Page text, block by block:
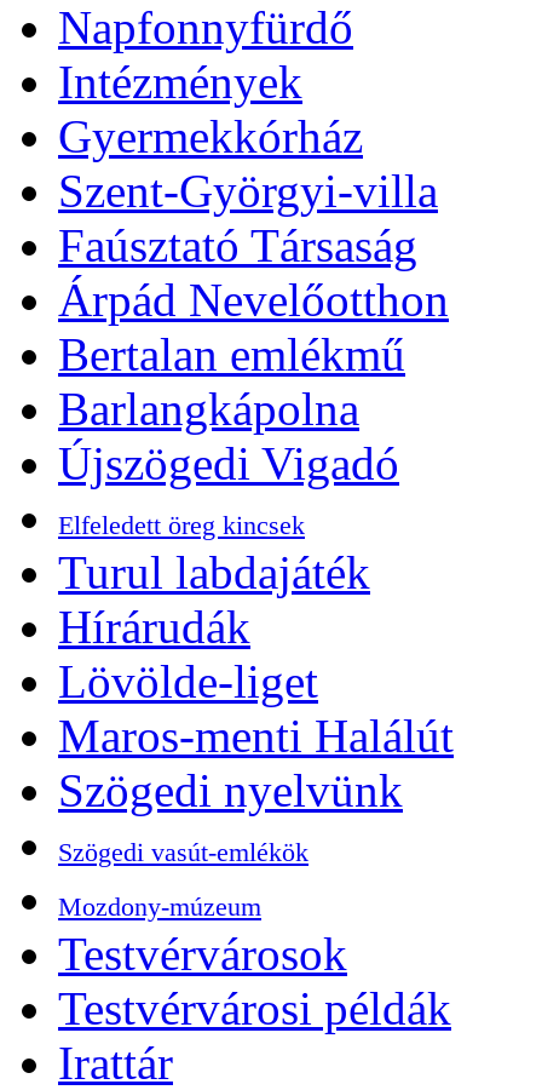
Napfonnyfürdő
Intézmények
Gyermekkórház
Szent-Györgyi-villa
Faúsztató Társaság
Árpád Nevelőotthon
Bertalan emlékmű
Barlangkápolna
Újszögedi Vigadó
Elfeledett öreg kincsek
Turul labdajáték
Hírárudák
Lövölde-liget
Maros-menti Halálút
Szögedi nyelvünk
Szögedi vasút-emlékök
Mozdony-múzeum
Testvérvárosok
Testvérvárosi példák
Irattár